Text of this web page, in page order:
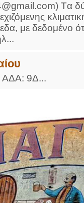
Tα
με δεδομένο